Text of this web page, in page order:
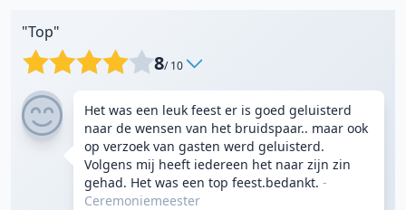
"Top"
8/ 10
Het was een leuk feest er is goed geluisterd
naar de wensen van het bruidspaar.. maar ook
op verzoek van gasten werd geluisterd.
Volgens mij heeft iedereen het naar zijn zin
gehad. Het was een top feest.bedankt. -
Ceremoniemeester